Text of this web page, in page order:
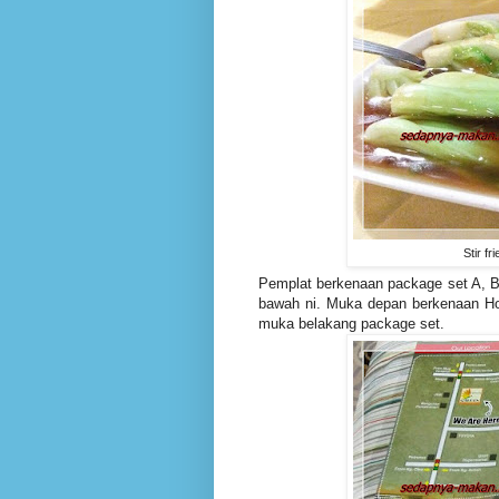
Stir
Pemplat berkenaan package set A,
bawah ni. Muka depan berkenaan
muka belakang package set.